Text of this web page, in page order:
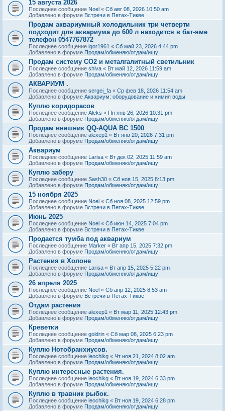
15 августа 2026
Последнее сообщение Noel « Сб авг 08, 2026 10:50 am
Добавлено в форуме Встречи в Петах-Тикве
Продам аквариумный холодильник три четверти
подходит для аквариума до 600 л находится в бат-яме
телефон 0547767872
Последнее сообщение igor1961 « Сб май 23, 2026 4:44 pm
Добавлено в форуме Продам/обменяю/отдам/ищу
Продам систему СО2 и металгалитный светильник
Последнее сообщение shiva « Вт май 12, 2026 11:59 am
Добавлено в форуме Продам/обменяю/отдам/ищу
АКВАРИУМ .
Последнее сообщение sergei_fa « Ср фев 18, 2026 11:54 am
Добавлено в форуме Аквариум: оборудование и химия воды
Куплю коридорасов
Последнее сообщение Aleks « Пн янв 26, 2026 10:31 pm
Добавлено в форуме Продам/обменяю/отдам/ищу
Продам внешник QQ-AQUA BC 1500
Последнее сообщение alexep1 « Вт янв 20, 2026 7:31 pm
Добавлено в форуме Продам/обменяю/отдам/ищу
Аквариум
Последнее сообщение Larisa « Вт дек 02, 2025 11:59 am
Добавлено в форуме Продам/обменяю/отдам/ищу
Куплю заберу
Последнее сообщение Sash30 « Сб ноя 15, 2025 8:13 pm
Добавлено в форуме Продам/обменяю/отдам/ищу
15 ноября 2025
Последнее сообщение Noel « Сб ноя 08, 2025 12:59 pm
Добавлено в форуме Встречи в Петах-Тикве
Июнь 2025
Последнее сообщение Noel « Сб июн 14, 2025 7:04 pm
Добавлено в форуме Встречи в Петах-Тикве
Продается тумба под аквариум
Последнее сообщение Marker « Вт апр 15, 2025 7:32 pm
Добавлено в форуме Продам/обменяю/отдам/ищу
Растения в Холоне
Последнее сообщение Larisa « Вт апр 15, 2025 5:22 pm
Добавлено в форуме Продам/обменяю/отдам/ищу
26 апреля 2025
Последнее сообщение Noel « Сб апр 12, 2025 8:53 am
Добавлено в форуме Встречи в Петах-Тикве
Отдам растения
Последнее сообщение alexep1 « Вт мар 11, 2025 12:43 pm
Добавлено в форуме Продам/обменяю/отдам/ищу
Креветки
Последнее сообщение goldrin « Сб мар 08, 2025 6:23 pm
Добавлено в форуме Продам/обменяю/отдам/ищу
Куплю Нотобранхиусов.
Последнее сообщение leochikg « Чт ноя 21, 2024 8:02 am
Добавлено в форуме Продам/обменяю/отдам/ищу
Куплю интересные растения.
Последнее сообщение leochikg « Вт ноя 19, 2024 6:33 pm
Добавлено в форуме Продам/обменяю/отдам/ищу
Куплю в травник рыбок.
Последнее сообщение leochikg « Вт ноя 19, 2024 6:28 pm
Добавлено в форуме Продам/обменяю/отдам/ищу